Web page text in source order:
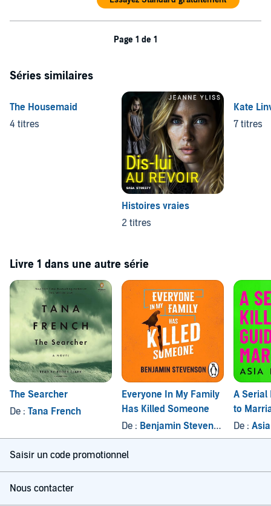
Page 1 de 1
Séries similaires
The Housemaid
4 titres
Histoires vraies
2 titres
Kate
7 titres
Livre 1 dans une autre série
The Searcher
De : Tana French
Everyone In My Family
Has Killed Someone
De : Benjamin Stevenson
A Serial
to
De :
Saisir un code promotionnel
Nous contacter